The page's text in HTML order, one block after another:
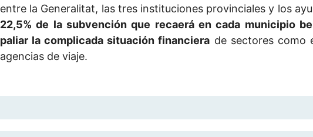
entre la Generalitat, las tres instituciones provinciales y los
22,5% de la subvención que recaerá en cada municipio
paliar la complicada situación financiera de sectores como
agencias de viaje.